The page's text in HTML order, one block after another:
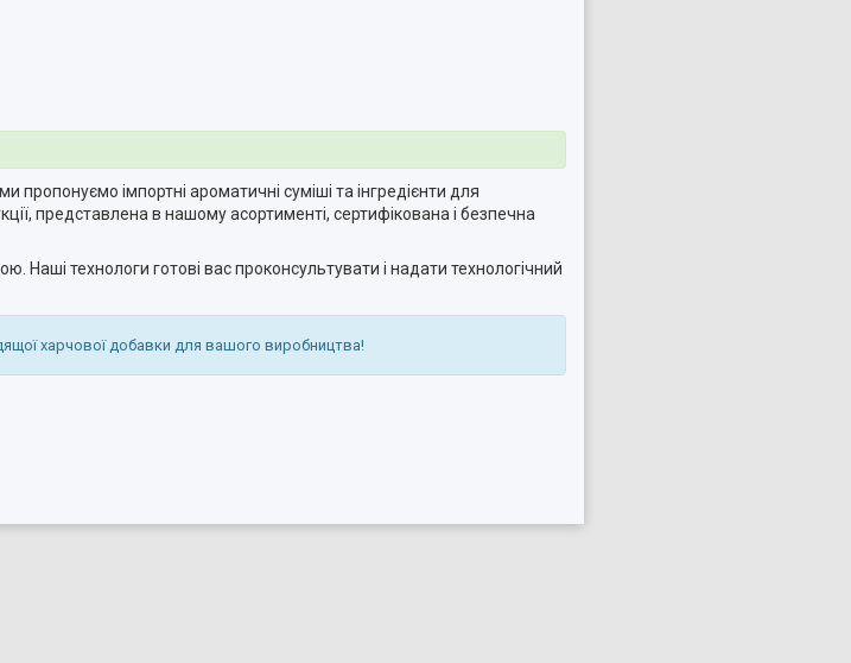
імпортні ароматичні суміші та інгредієнти для
представлена в нашому асортименті, сертифікована і безпечна
Наші технологи готові вас проконсультувати і надати технологічний
харчової добавки для вашого виробництва!